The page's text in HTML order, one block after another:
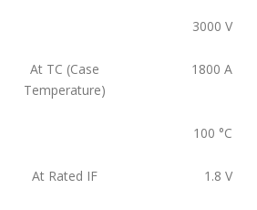
3000 V
At TC (Case
Temperature)
1800 A
100 °C
At Rated IF 1.8 V